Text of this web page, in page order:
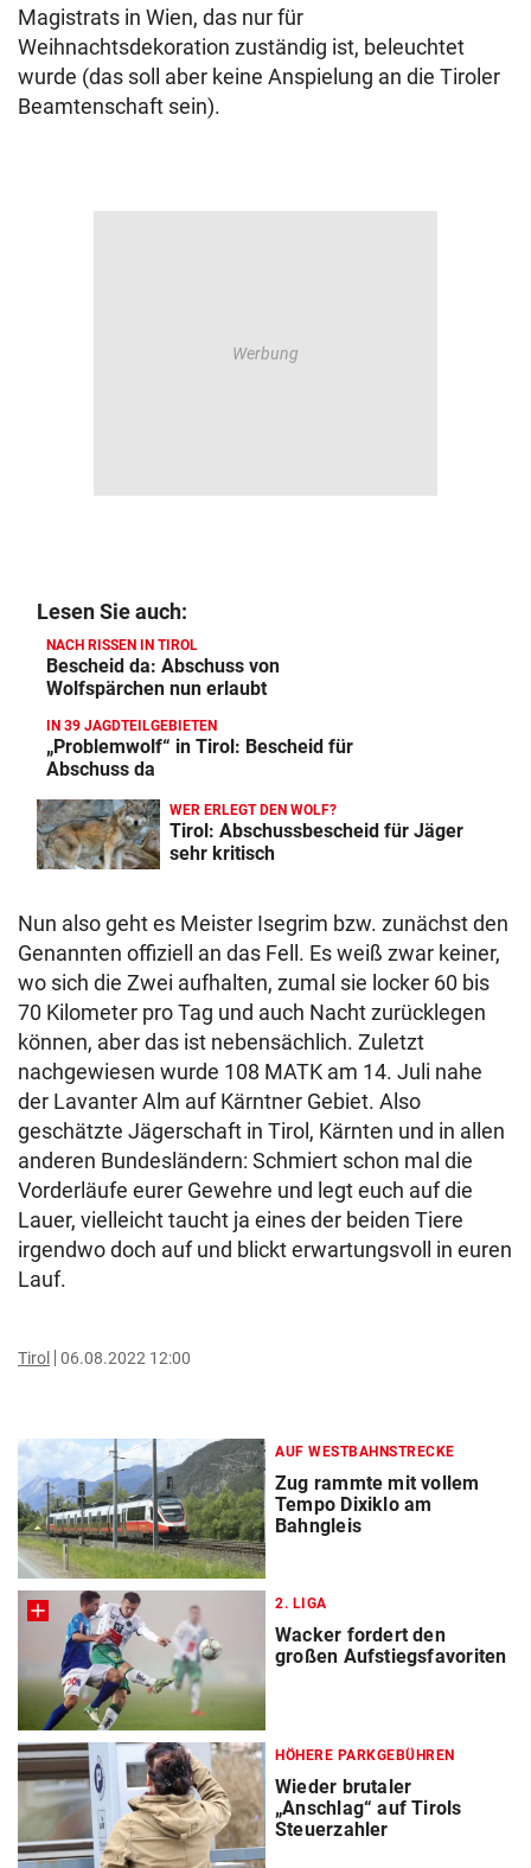
Magistrats in Wien, das nur für
Weihnachtsdekoration zuständig ist, beleuchtet
wurde (das soll aber keine Anspielung an die Tiroler
Beamtenschaft sein).
Lesen Sie auch:
NACH RISSEN IN TIROL
Bescheid da: Abschuss von
Wolfspärchen nun erlaubt
IN 39 JAGDTEILGEBIETEN
„Problemwolf“ in Tirol: Bescheid für
Abschuss da
WER ERLEGT DEN WOLF?
Tirol: Abschussbescheid für Jäger
sehr kritisch
Nun also geht es Meister Isegrim bzw. zunächst den
Genannten offiziell an das Fell. Es weiß zwar keiner,
wo sich die Zwei aufhalten, zumal sie locker 60 bis
70 Kilometer pro Tag und auch Nacht zurücklegen
können, aber das ist nebensächlich. Zuletzt
nachgewiesen wurde 108 MATK am 14. Juli nahe
der Lavanter Alm auf Kärntner Gebiet. Also
geschätzte Jägerschaft in Tirol, Kärnten und in allen
anderen Bundesländern: Schmiert schon mal die
Vorderläufe eurer Gewehre und legt euch auf die
Lauer, vielleicht taucht ja eines der beiden Tiere
irgendwo doch auf und blickt erwartungsvoll in euren
Lauf.
Tirol 06.08.2022 12:00
AUF WESTBAHNSTRECKE
Zug rammte mit vollem
Tempo Dixiklo am
Bahngleis
2. LIGA
Wacker fordert den
großen Aufstiegsfavoriten
HÖHERE PARKGEBÜHREN
Wieder brutaler
„Anschlag“ auf Tirols
Steuerzahler